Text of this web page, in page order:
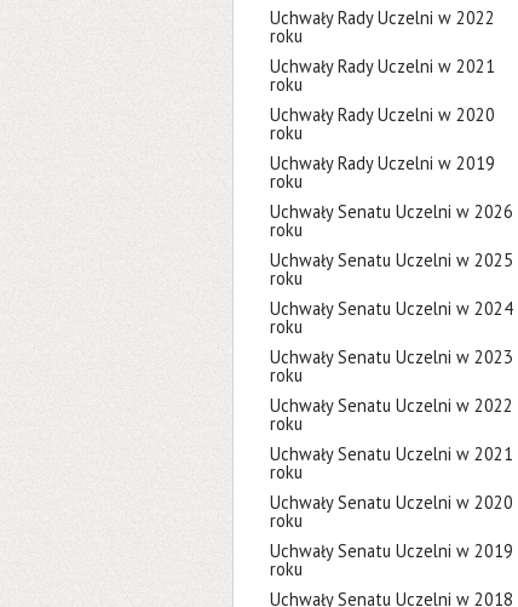
Uchwały Rady Uczelni w 2022
roku
Uchwały Rady Uczelni w 2021
roku
Uchwały Rady Uczelni w 2020
roku
Uchwały Rady Uczelni w 2019
roku
Uchwały Senatu Uczelni w 2026
roku
Uchwały Senatu Uczelni w 2025
roku
Uchwały Senatu Uczelni w 2024
roku
Uchwały Senatu Uczelni w 2023
roku
Uchwały Senatu Uczelni w 2022
roku
Uchwały Senatu Uczelni w 2021
roku
Uchwały Senatu Uczelni w 2020
roku
Uchwały Senatu Uczelni w 2019
roku
Uchwały Senatu Uczelni w 2018